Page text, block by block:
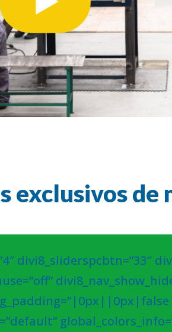
exclusivos de
divi8_sliderspcbtn=”33″